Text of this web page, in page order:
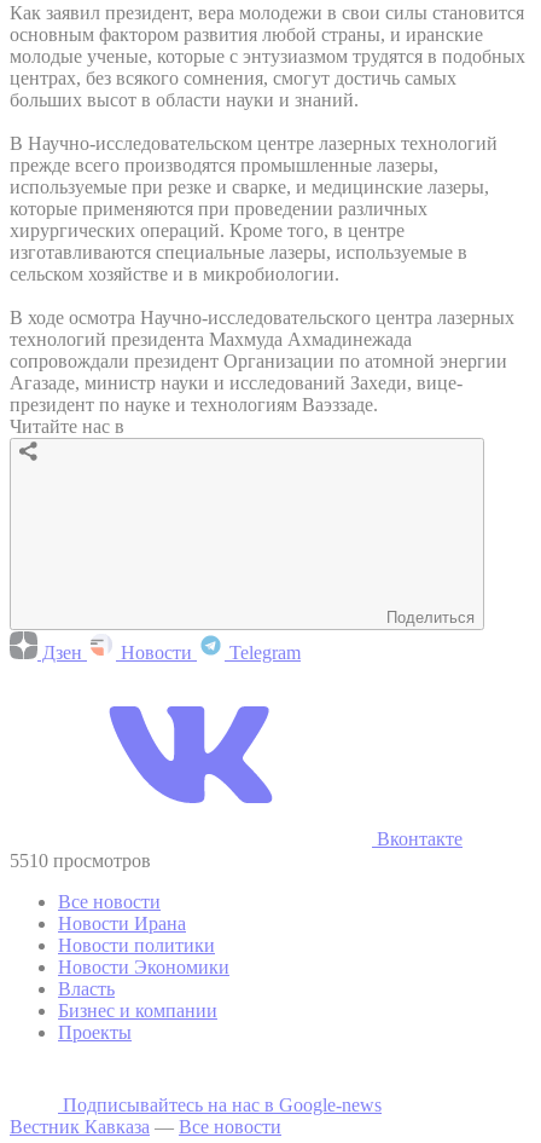
Как заявил президент, вера молодежи в свои силы становится
основным фактором развития любой страны, и иранские
молодые ученые, которые с энтузиазмом трудятся в подобных
центрах, без всякого сомнения, смогут достичь самых
больших высот в области науки и знаний.
В Научно-исследовательском центре лазерных технологий
прежде всего производятся промышленные лазеры,
используемые при резке и сварке, и медицинские лазеры,
которые применяются при проведении различных
хирургических операций. Кроме того, в центре
изготавливаются специальные лазеры, используемые в
сельском хозяйстве и в микробиологии.
В ходе осмотра Научно-исследовательского центра лазерных
технологий президента Махмуда Ахмадинежада
сопровождали президент Организации по атомной энергии
Агазаде, министр науки и исследований Захеди, вице-
президент по науке и технологиям Ваэззаде.
Читайте нас в
Поделиться
Дзен Новости Telegram
Вконтакте
5510 просмотров
Все новости
Новости Ирана
Новости политики
Новости Экономики
Власть
Бизнес и компании
Проекты
Подписывайтесь на наc в Google-news
Вестник Кавказа — Все новости